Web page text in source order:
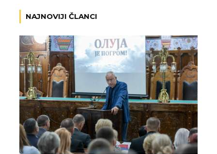
NAJNOVIJI ČLANCI